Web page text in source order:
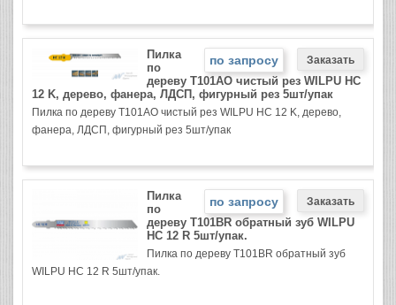
по запросу
Пилка
по
дереву T101AO чистый рез WILPU HC
12 K, дерево, фанера, ЛДСП, фигурный рез 5шт/упак
Пилка по дереву T101AO чистый рез WILPU HC 12 K, дерево,
фанера, ЛДСП, фигурный рез 5шт/упак
по запросу
Пилка
по
дереву T101BR обратный зуб WILPU
HC 12 R 5шт/упак.
Пилка по дереву T101BR обратный зуб
WILPU HC 12 R 5шт/упак.